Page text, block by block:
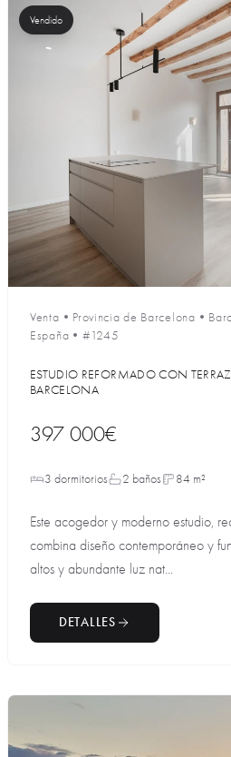
Vendido
Venta • Provincia de Barcelona •
España • #1245
ESTUDIO REFORMADO CON
BARCELONA
397 000€
3 dormitorios 2 baños 84 m²
Este acogedor y moderno estudio,
combina diseño contemporáneo y
altos y abundante luz nat...
DETALLES